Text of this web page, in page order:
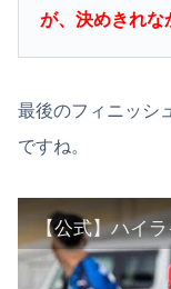
が、決めきれな
最後のフィニッシ
ですね。